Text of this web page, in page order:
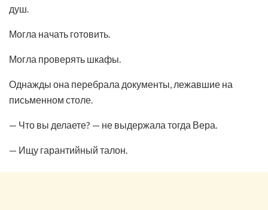
душ.
Могла начать готовить.
Могла проверять шкафы.
Однажды она перебрала документы, лежавшие на
письменном столе.
— Что вы делаете? — не выдержала тогда Вера.
— Ищу гарантийный талон.